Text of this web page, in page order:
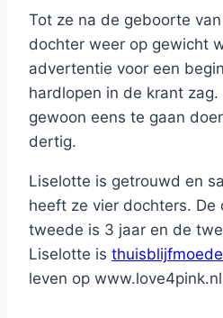
Tot ze na de geboorte
dochter weer op gewicht
advertentie voor een
hardlopen in de krant
gewoon eens te gaan
dertig.
Liselotte is getrouwd en
heeft ze vier dochters. De
tweede is 3 jaar en de
Liselotte is
leven op